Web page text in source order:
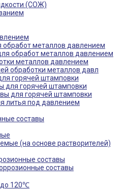
(СОЖ)
металлов давлением
обработ металлов давлением
металлов давлением
обработки металлов давл
горячей штамповки
для горячей штамповки
для горячей штамповки
литья под давлением
составы
(на основе растворителей)
составы
составы
до 120℃